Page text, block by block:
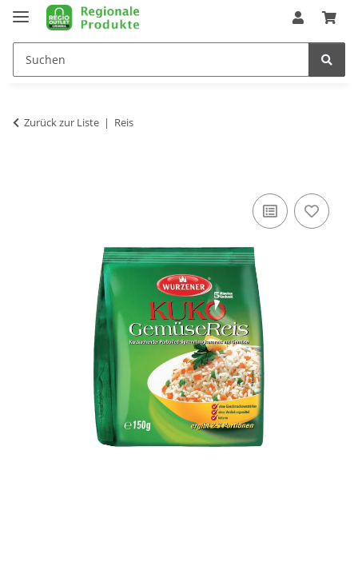
Zurück zur Liste Reis